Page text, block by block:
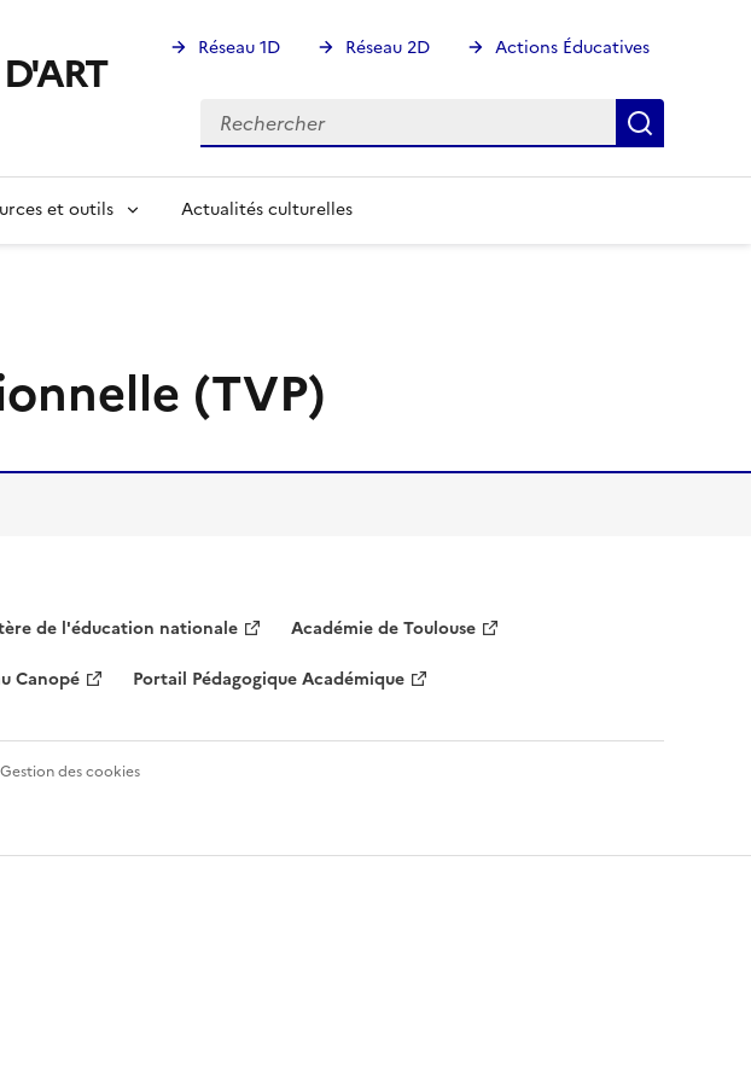
Réseau 1D Réseau 2D Actions Éducatives
Rechercher
Rechercher
et outils Actualités culturelles
(TVP)
de l'éducation nationale
Académie de Toulouse
Canopé
Portail Pédagogique Académique
Gestion des cookies